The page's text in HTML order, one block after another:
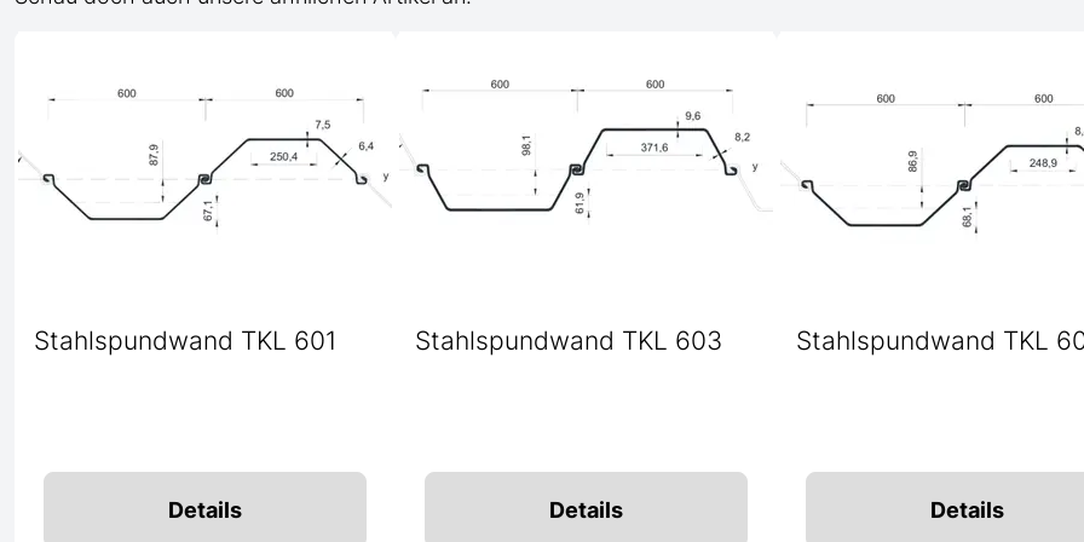
Stahlspundwand TKL 601
Details
Stahlspundwand TKL 603
Details
Stahlspundwand TKL
Details